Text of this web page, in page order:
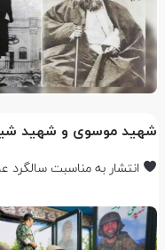
شهید موسوی و شهید
انتشار به مناسبت سالگرد